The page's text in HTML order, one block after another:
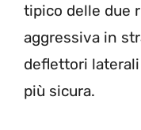
tipico delle due
aggressiva in
deflettori
più sicura.